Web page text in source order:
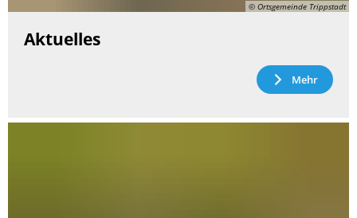
© Ortsgemeinde Trippstadt
Aktuelles
Mehr